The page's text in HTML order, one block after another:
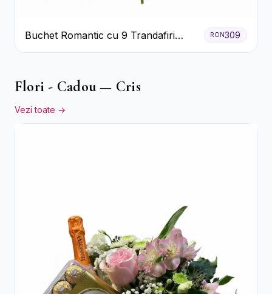
Buchet Romantic cu 9 Trandafiri
Roșii
RON309
Flori - Cadou — Cris
Vezi toate →